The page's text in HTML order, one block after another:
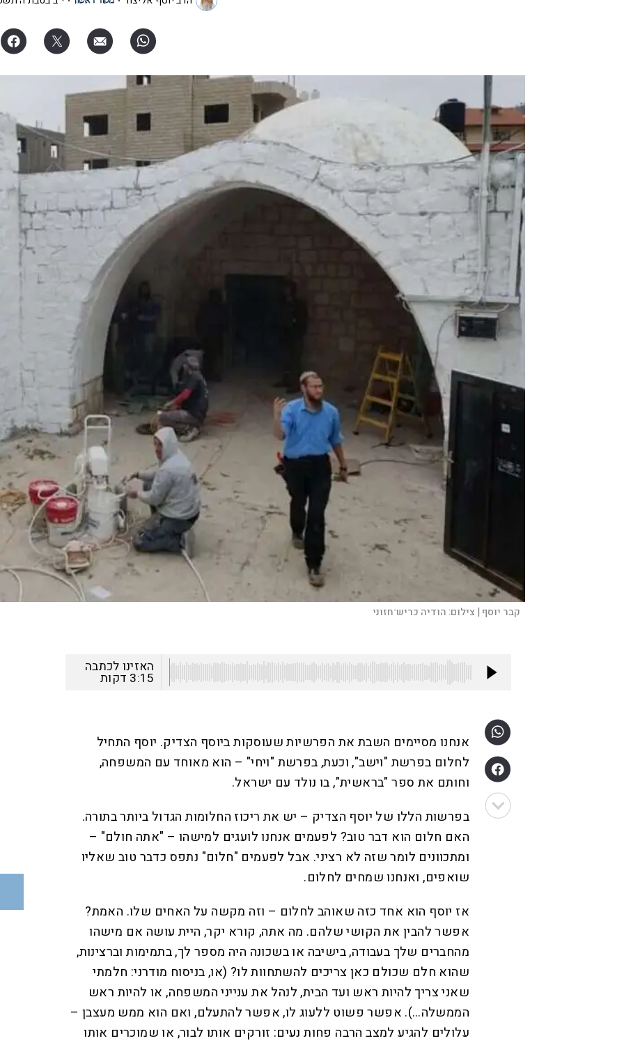
קבר יוסף | צילום:הודיה כריש־חזוני
האזינו לכתבה
3:15 דקות
אנחנו מסיימים השבת את הפרשיות שעוסקות ביוסף הצדיק. יוסף התחיל
לחלום בפרשת "וישב", וכעת, בפרשת "ויחי" – הוא מאוחד עם המשפחה,
וחותם את ספר "בראשית", בו נולד עם ישראל.
בפרשות הללו של יוסף הצדיק – יש את ריכוז החלומות הגדול ביותר בתורה.
האם חלום הוא דבר טוב? לפעמים אנחנו לועגים למישהו – "אתה חולם" –
ומתכוונים לומר שזה לא רציני. אבל לפעמים "חלום" נתפס כדבר טוב שאליו
שואפים, ואנחנו שמחים לחלום.
אז יוסף הוא אחד כזה שאוהב לחלום – וזה מקשה על האחים שלו. האמת?
אפשר להבין את הקושי שלהם. מה אתה, קורא יקר, היית עושה אם מישהו
מהחברים שלך בעבודה, בישיבה או בשכונה היה מספר לך, בתמימות וברצינות,
שהוא חלם שכולם כאן צריכים להשתחוות לו? (או, בניסוח מודרני: חלמתי
שאני צריך להיות ראש ועד הבית, לנהל את ענייני המשפחה, או להיות ראש
הממשלה…). אפשר פשוט ללעוג לו, אפשר להתעלם, ואם הוא ממש מעצבן –
עלולים להגיע למצב הרבה פחות נעים: זורקים אותו לבור, או שמוכרים אותו